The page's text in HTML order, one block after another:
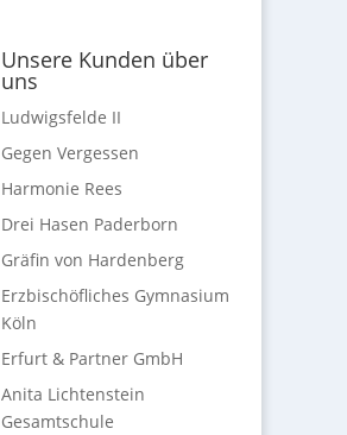
Unsere Kunden über
uns
Ludwigsfelde II
Gegen Vergessen
Harmonie Rees
Drei Hasen Paderborn
Gräfin von Hardenberg
Erzbischöfliches Gymnasium
Köln
Erfurt & Partner GmbH
Anita Lichtenstein
Gesamtschule